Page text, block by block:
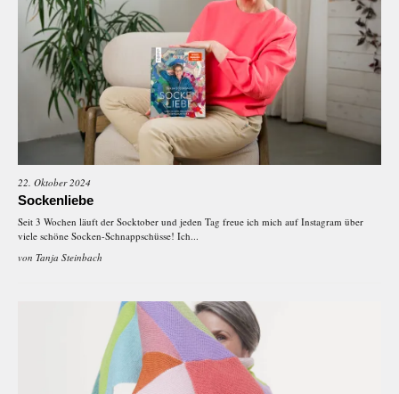
22. Oktober 2024
Sockenliebe
Seit 3 Wochen läuft der Socktober und jeden Tag freue ich mich auf Instagram über
viele schöne Socken-Schnappschüsse! Ich...
von Tanja Steinbach